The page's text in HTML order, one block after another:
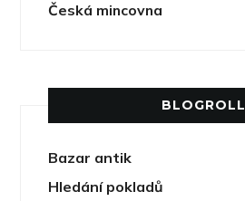
Česká mincovna
BLOGROLL
Bazar antik
Hledání pokladů